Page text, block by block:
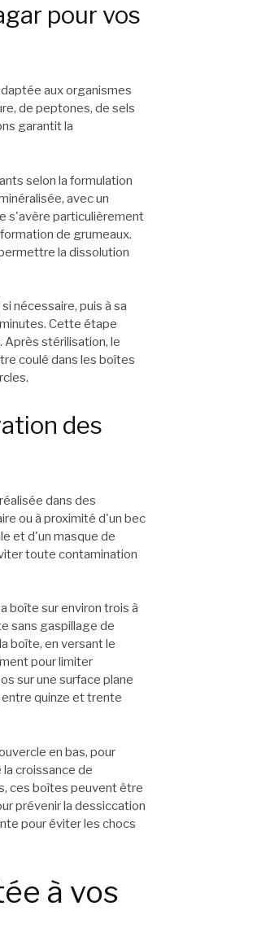
pour vos
aux organismes
de peptones, de sels
garantit la
selon la formulation
avec un
s'avère particulièrement
de grumeaux.
la dissolution
nécessaire, puis à sa
Cette étape
stérilisation, le
coulé dans les boîtes
des
dans des
ou à proximité d'un bec
et d'un masque de
toute contamination
boîte sur environ trois à
sans gaspillage de
boîte, en versant le
pour limiter
sur une surface plane
quinze et trente
en bas, pour
croissance de
ces boîtes peuvent être
prévenir la dessiccation
pour éviter les chocs
à vos